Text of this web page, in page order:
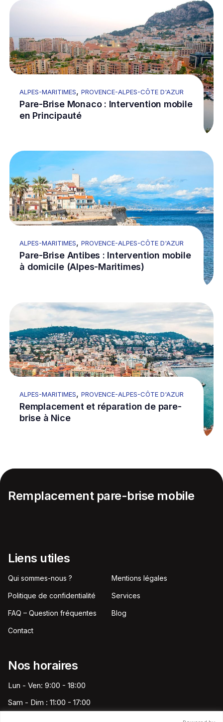
Go to Pare-Brise Monaco : Intervention mobile en
ALPES-MARITIMES, PROVENCE-ALPES-CÔTE D'AZUR
Pare-Brise Monaco : Intervention mobile
en Principauté
Go to Pare-Brise Antibes : Intervention mobile à
ALPES-MARITIMES, PROVENCE-ALPES-CÔTE D'AZUR
Pare-Brise Antibes : Intervention mobile
à domicile (Alpes-Maritimes)
Go to Remplacement et réparation de pare-brise à
ALPES-MARITIMES, PROVENCE-ALPES-CÔTE D'AZUR
Remplacement et réparation de pare-
brise à Nice
Remplacement pare-brise mobile
Liens utiles
Qui sommes-nous ? Mentions légales
Politique de confidentialité Services
FAQ – Question fréquentes Blog
Contact
Nos horaires
Lun - Ven: 9:00 - 18:00
Sam - Dim : 11:00 - 17:00